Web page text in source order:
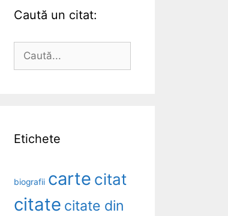
Caută un citat:
Caută
Etichete
biografii carte citat
citate citate din